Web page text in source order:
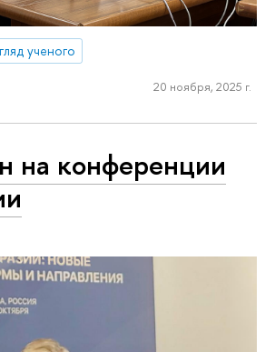
ученого
20 ноября, 2025 г.
на конференции